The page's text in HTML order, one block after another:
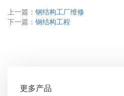
上一篇： 钢结构工厂维修
下一篇： 钢结构工程
更多产品